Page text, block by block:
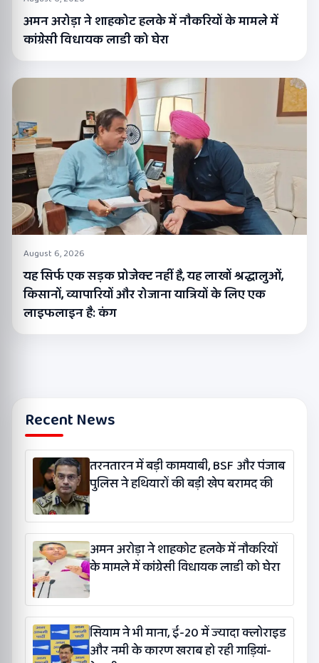
अमन अरोड़ा ने शाहकोट हलके में नौकरियों के मामले में
कांग्रेसी विधायक लाडी को घेरा
August 6, 2026
यह सिर्फ एक सड़क प्रोजेक्ट नहीं है, यह लाखों श्रद्धालुओं,
किसानों, व्यापारियों और रोजाना यात्रियों के लिए एक
लाइफलाइन है: कंग
Recent News
तरनतारन में बड़ी कामयाबी, BSF और पंजाब
पुलिस ने हथियारों की बड़ी खेप बरामद की
अमन अरोड़ा ने शाहकोट हलके में नौकरियों
के मामले में कांग्रेसी विधायक लाडी को घेरा
सियाम ने भी माना, ई-20 में ज्यादा क्लोराइड
और नमी के कारण खराब हो रही गाड़ियां-